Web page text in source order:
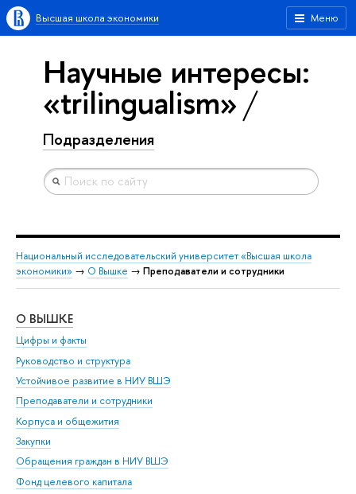
Меню
Высшая школа экономики
Научные интересы:
«trilingualism»
Подразделения
Национальный исследовательский университет «Высшая школа
экономики» → О Вышке → Преподаватели и сотрудники
О ВЫШКЕ
Цифры и факты
Руководство и структура
Устойчивое развитие в НИУ ВШЭ
Преподаватели и сотрудники
Корпуса и общежития
Закупки
Обращения граждан в НИУ ВШЭ
Фонд целевого капитала